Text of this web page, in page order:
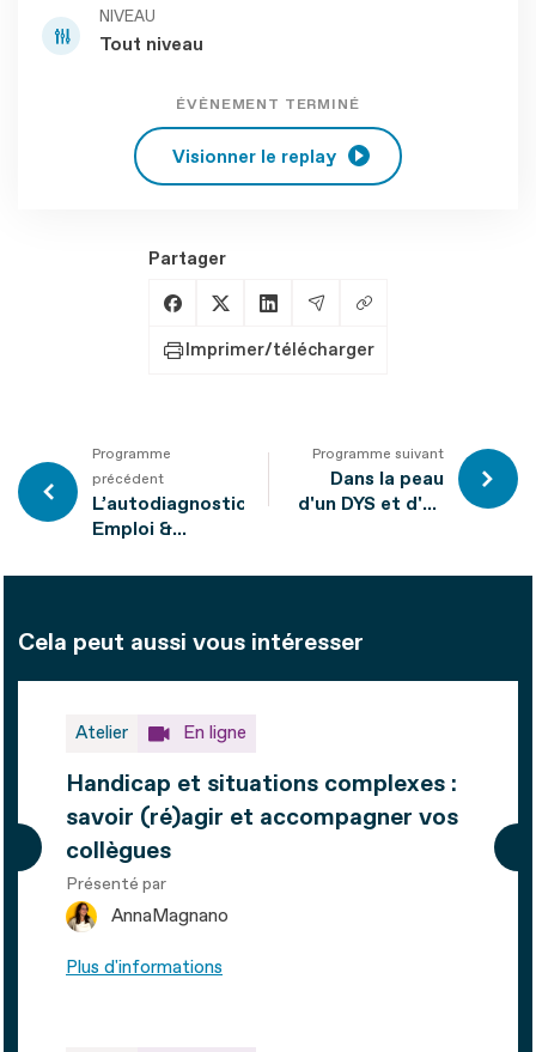
NIVEAU
Tout niveau
ÉVÈNEMENT TERMINÉ
Visionner le replay
Partager
Partager sur Facebook
Partager sur X
Partager sur LinkedIn
Partager par Email
Copier le lien
Imprimer/télécharger
Programme
précédent
L’autodiagnostic
Emploi &
Programme suivant
Dans la peau
d'un DYS et d'un
Cela peut aussi vous intéresser
Atelier En ligne
Handicap et situations complexes :
savoir (ré)agir et accompagner vos
collègues
Présenté par
AnnaMagnano
Plus d'informations